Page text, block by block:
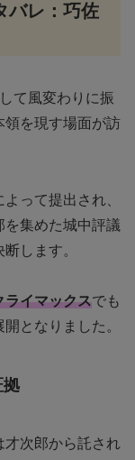
バレ：巧佐
て風変わりに振
領を現す場面が訪
って提出され、
集めた城中評議
します。
ライマックスでも
となりました。
拠
才次郎から託され